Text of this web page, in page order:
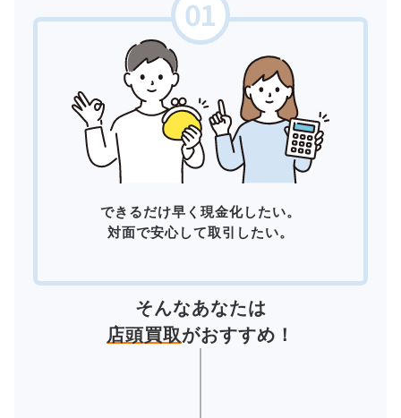
できるだけ早く現金化したい。
対面で安心して取引したい。
そんなあなたは
店頭買取がおすすめ！